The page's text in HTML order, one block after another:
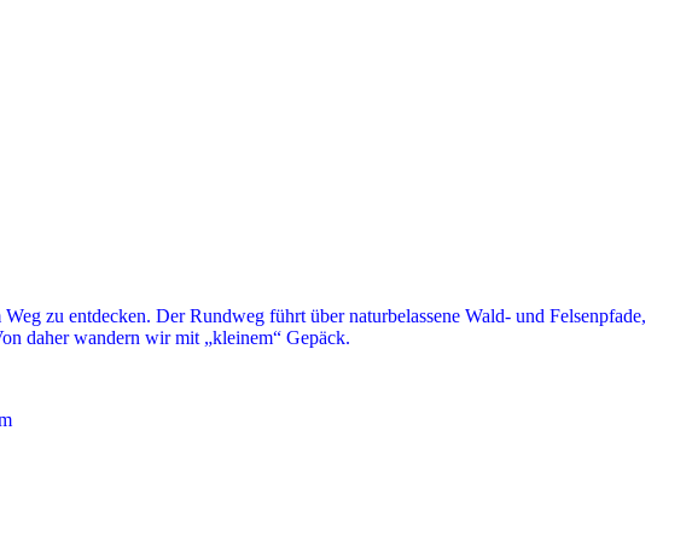
zu entdecken. Der Rundweg führt über naturbelassene Wald- und Felsenpfade,
daher wandern wir mit „kleinem“ Gepäck.